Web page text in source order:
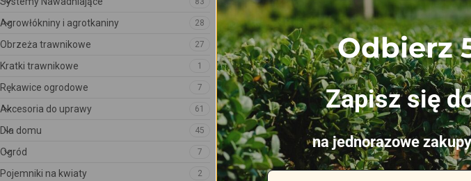
Agrowłókniny i agrotkaniny 28
Obrzeża trawnikowe 27
Kratki trawnikowe 1
Rękawice ogrodowe 7
Akcesoria do uprawy 61
Dla domu 45
Ogród 7
Pojemniki na kwiaty 2
Podstawka pod doniczki kwadratowa 23×23
cm
Odbierz
Zapisz się
na jednorazowe